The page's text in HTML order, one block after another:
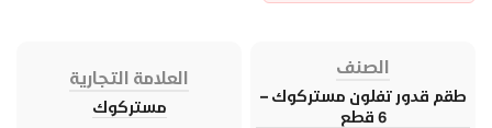
الصنف
طقم قدور تفلون مستركوك –
6 قطع
العلامة التجارية
مستركوك